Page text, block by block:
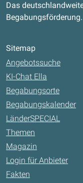
Das
Begabungsförderung.
Sitemap
Angebotssuche
KI-Chat Ella
Begabungsorte
Begabungskalender
LänderSPECIAL
Themen
Magazin
Login für Anbieter
Fakten